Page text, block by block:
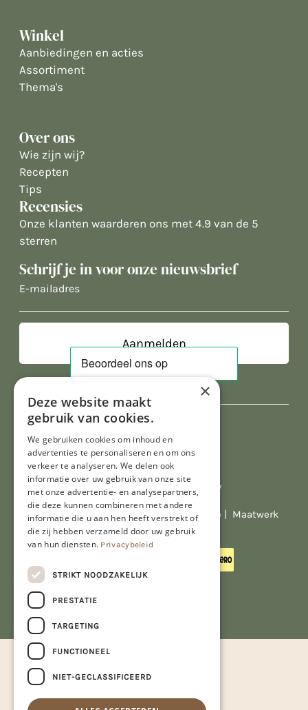
Winkel
Aanbiedingen en acties
Assortiment
Thema's
Over ons
Wie zijn wij?
Recepten
Tips
Recensies
Onze klanten waarderen ons met 4.9 van de 5
sterren
Schrijf je in voor onze nieuwsbrief
E-
Al onze prijzen zijn incl. BTW
© Copyright 2026 Limburgs Bakwinkeltje | Maatwerk
website webmix
×
Deze website maakt
gebruik van cookies.
We gebruiken cookies om inhoud en
advertenties te personaliseren en om ons
verkeer te analyseren. We delen ook
informatie over uw gebruik van onze site
met onze advertentie- en analysepartners,
die deze kunnen combineren met andere
informatie die u aan hen heeft verstrekt of
die zij hebben verzameld door uw gebruik
van hun diensten. Privacybeleid
STRIKT NOODZAKELIJK
PRESTATIE
TARGETING
FUNCTIONEEL
NIET-GECLASSIFICEERD